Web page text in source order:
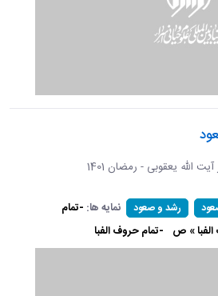
الله یعقوبی - رمضان 1401
رشد و صعود نمایه ها: -تمام
» ص -تمام حروف الفبا